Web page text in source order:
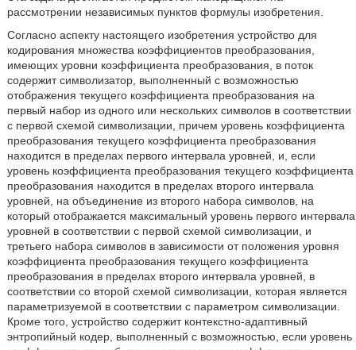
рассмотрении независимых пунктов формулы изобретения.
Согласно аспекту настоящего изобретения устройство для
кодирования множества коэффициентов преобразования,
имеющих уровни коэффициента преобразования, в поток
содержит символизатор, выполненный с возможностью
отображения текущего коэффициента преобразования на
первый набор из одного или нескольких символов в соответствии
с первой схемой символизации, причем уровень коэффициента
преобразования текущего коэффициента преобразования
находится в пределах первого интервала уровней, и, если
уровень коэффициента преобразования текущего коэффициента
преобразования находится в пределах второго интервала
уровней, на объединение из второго набора символов, на
который отображается максимальный уровень первого интервала
уровней в соответствии с первой схемой символизации, и
третьего набора символов в зависимости от положения уровня
коэффициента преобразования текущего коэффициента
преобразования в пределах второго интервала уровней, в
соответствии со второй схемой символизации, которая является
параметризуемой в соответствии с параметром символизации.
Кроме того, устройство содержит контекстно-адаптивный
энтропийный кодер, выполненный с возможностью, если уровень